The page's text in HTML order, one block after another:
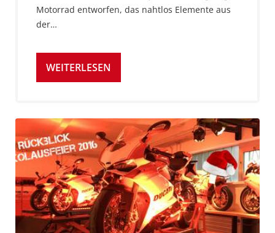
Motorrad entworfen, das nahtlos Elemente aus
der…
WEITERLESEN